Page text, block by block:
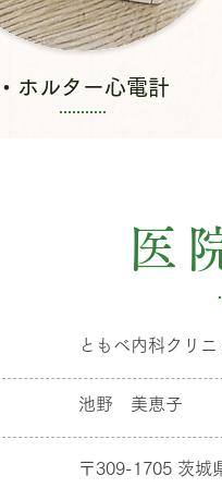
ホルター心電計
医
ともべ内科クリニ
池野 美恵子
〒309-1705 茨城